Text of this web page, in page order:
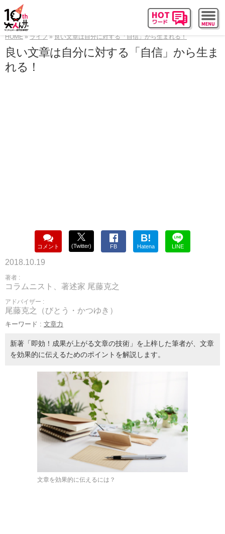
HOME ライフ 良い文章は自分に対する「自信」から生まれる！
良い文章は自分に対する「自信」から生ま
れる！
コメント (Twitter) FB
B!
Hatena LINE
2018.10.19
著者 :
コラムニスト、著述家 尾藤克之
アドバイザー :
尾藤克之（びとう・かつゆき）
キーワード : 文章力
新著「即効！成果が上がる文章の技術」を上梓した筆者が、文章
を効果的に伝えるためのポイントを解説します。
文章を効果的に伝えるには？